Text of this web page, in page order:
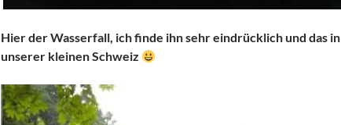
Hier der Wasserfall, ich finde ihn sehr eindrücklich und das in
unserer kleinen Schweiz